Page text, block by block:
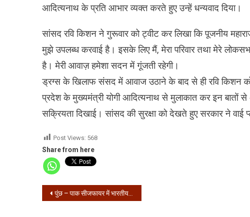
आदित्यनाथ के प्रति आभार व्यक्त करते हुए उन्हें धन्यवाद दिया।
सांसद रवि किशन ने गुरूवार को ट्वीट कर लिखा कि पूजनीय
मुझे उपलब्ध करवाई है। इसके लिए मैं, मेरा परिवार तथा मेरे
है। मेरी आवाज़ हमेशा सदन में गूंजती रहेगी।
ड्रग्स के खिलाफ संसद में आवाज उठाने के बाद से ही रवि किशन
प्रदेश के मुख्यमंत्री योगी आदित्यनाथ से मुलाकात कर इन बातों
सक्रियता दिखाई। सांसद की सुरक्षा को देखते हुए सरकार ने वाई
Post Views: 568
Share from here
Post
पुंछ – पाक सीजफायर में भारतीय सेना के जवान लायंस नायक करनैल सिंह शहीद